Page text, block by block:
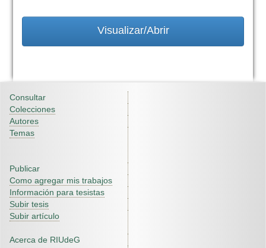
Visualizar/Abrir
Consultar
Colecciones
Autores
Temas
Publicar
Como agregar mis trabajos
Información para tesistas
Subir tesis
Subir artículo
Acerca de RIUdeG